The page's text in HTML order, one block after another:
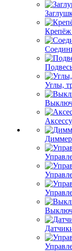
Крепёж
Углы,